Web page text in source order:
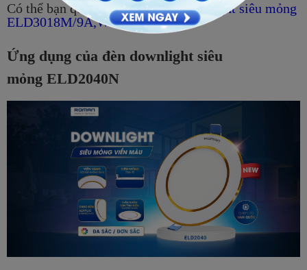
Có thể bạn quan tâm >>>Đèn Downlight siêu mỏng
ELD3018M/9A,W
Ứng dụng của đèn downlight siêu
mỏng ELD2040N